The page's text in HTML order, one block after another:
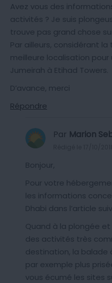
Avez vous des
activités ? Je suis
trouve pas grand chose
Par ailleurs, considérant
meilleure localisation pour
Jumeirah à Etihad Towers.
D’avance, merci
Répondre
Par Marion
Bonjour,
Pour votre
les informations
Dhabi dans l’article
Quand à la plongée
des activités très
destination, la
par exemple plus
vous écumé les sites